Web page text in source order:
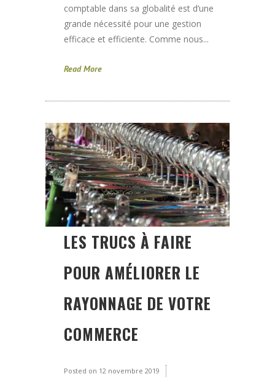
comptable dans sa globalité est d’une
grande nécessité pour une gestion
efficace et efficiente. Comme nous...
Read More
LES TRUCS À FAIRE
POUR AMÉLIORER LE
RAYONNAGE DE VOTRE
COMMERCE
Posted on 12 novembre 2019